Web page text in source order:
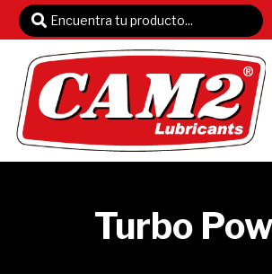
Turbo